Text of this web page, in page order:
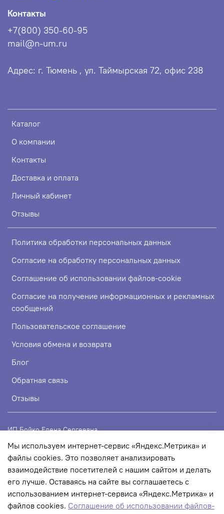
Каталог
О компании
Контакты
Доставка и оплата
Личный кабинет
Отзывы
Политика обработки персональных данных
Согласие на обработку персональных данных
Соглашение об использовании файлов-cookie
Согласие на получение информационных и рекламных
сообщений
Пользовательское соглашение
Условия обмена и возврата
Блог
Обратная связь
Отзывы
Контакты
+7(800) 350-60-95
mail@n-um.ru
Адрес: г. Тюмень , ул. Таймырская 72, офис 238
ИП Бойко Елена Сергеевна
ИНН 720319113307
ОГРНИП 324723200067956
© 2022 Любое использование контента без письменного
разрешения запрещено
Мы используем интернет-сервис «Яндекс.Метрика» и
файлы cookies. Это позволяет анализировать
взаимодействие посетителей с нашим сайтом и делать
его лучше. Оставаясь на сайте вы соглашаетесь с
использованием интернет-сервиса «Яндекс.Метрика» и
файлов cookies. Соглашение об использовании файлов-